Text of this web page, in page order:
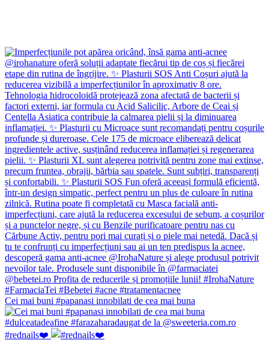
Cei mai buni #papanasi innobilati de cea mai buna
#rednails❤️